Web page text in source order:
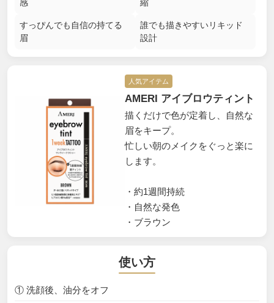
感 縮
すっぴんでも自信の持てる
眉
誰でも描きやすいリキッド
設計
人気アイテム
AMERI アイブロウティント
描くだけで色が定着し、自然な
眉をキープ。
忙しい朝のメイクをぐっと楽に
します。
・約1週間持続
・自然な発色
・ブラウン
使い方
① 洗顔後、油分をオフ